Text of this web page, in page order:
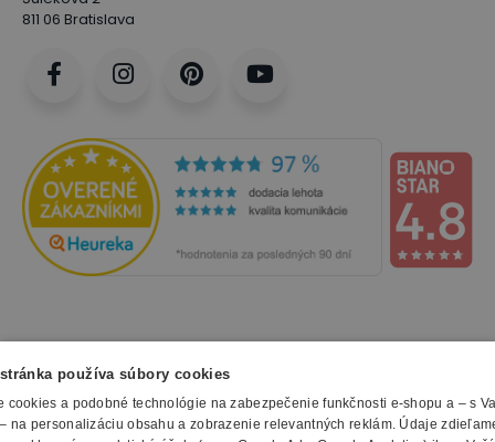
811 06 Bratislava
NAKUPOVANIE
Všetko o nákupe
SLUŽBY
používa súbory cookies
cookies a podobné technológie na zabezpečenie funkčnosti e-shopu a – s
na personalizáciu obsahu a zobrazenie relevantných reklám. Údaje